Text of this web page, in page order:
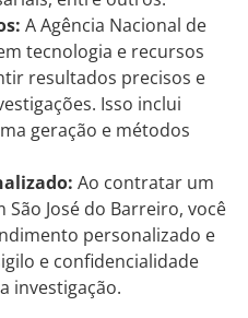
A Agência Nacional de
tecnologia e recursos
resultados precisos e
Isso inclui
geração e métodos
Ao contratar um
José do Barreiro, você
personalizado e
e confidencialidade
investigação.